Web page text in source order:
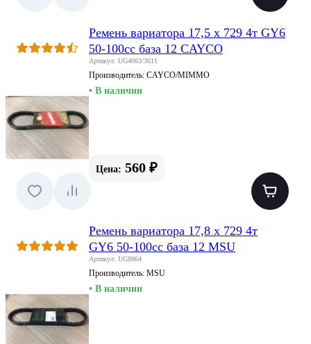
Ремень вариатора 17,5 х 729 4т GY6
50-100сс база 12 CAYCO
Артикул: UG4063/3611
Производитель: CAYCO/MIMMO
• В наличии
Цена: 560 ₽
Ремень вариатора 17,8 х 729 4т
GY6 50-100сс база 12 MSU
Артикул: UG8864
Производитель: MSU
• В наличии